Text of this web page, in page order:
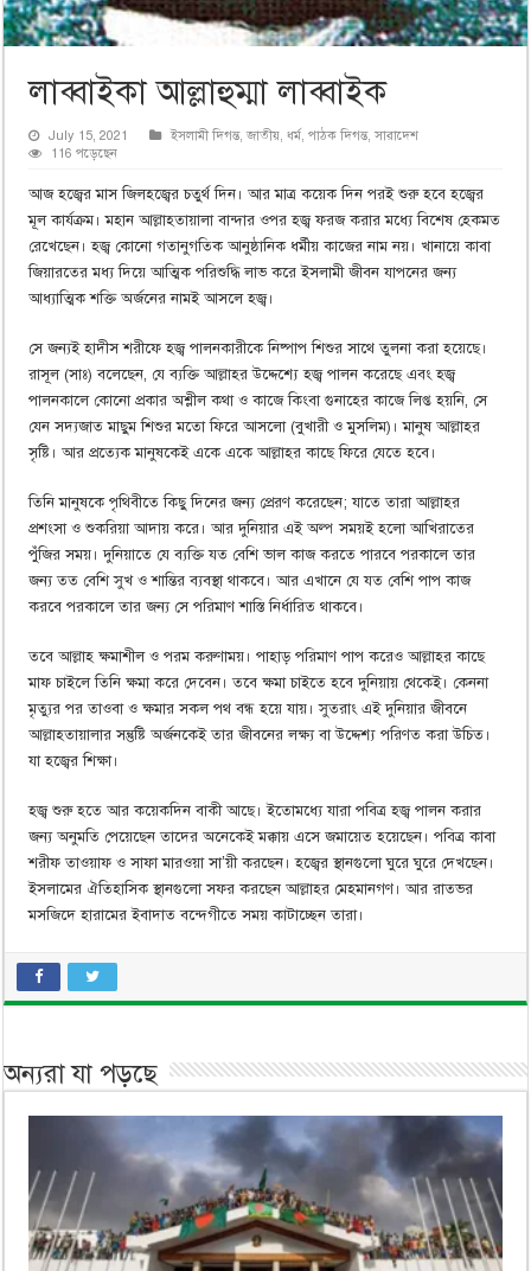
লাব্বাইকা আল্লাহুম্মা লাব্বাইক
July 15, 2021 ইসলামী দিগন্ত,জাতীয়,ধর্ম,পাঠক দিগন্ত,সারাদেশ
116 পড়েছেন
আজ হজ্বের মাস জিলহজ্বের চতুর্থ দিন। আর মাত্র কয়েক দিন পরই শুরু হবে হজ্বের
মূল কার্যক্রম। মহান আল্লাহতায়ালা বান্দার ওপর হজ্ব ফরজ করার মধ্যে বিশেষ হেকমত
রেখেছেন। হজ্ব কোনো গতানুগতিক আনুষ্ঠানিক ধর্মীয় কাজের নাম নয়। খানায়ে কাবা
জিয়ারতের মধ্য দিয়ে আত্মিক পরিশুদ্ধি লাভ করে ইসলামী জীবন যাপনের জন্য
আধ্যাত্মিক শক্তি অর্জনের নামই আসলে হজ্ব।
সে জন্যই হাদীস শরীফে হজ্ব পালনকারীকে নিষ্পাপ শিশুর সাথে তুলনা করা হয়েছে।
রাসূল (সাঃ) বলেছেন, যে ব্যক্তি আল্লাহর উদ্দেশ্যে হজ্ব পালন করেছে এবং হজ্ব
পালনকালে কোনো প্রকার অশ্লীল কথা ও কাজে কিংবা গুনাহের কাজে লিপ্ত হয়নি, সে
যেন সদ্যজাত মাছুম শিশুর মতো ফিরে আসলো (বুখারী ও মুসলিম)। মানুষ আল্লাহর
সৃষ্টি। আর প্রত্যেক মানুষকেই একে একে আল্লাহর কাছে ফিরে যেতে হবে।
তিনি মানুষকে পৃথিবীতে কিছু দিনের জন্য প্রেরণ করেছেন; যাতে তারা আল্লাহর
প্রশংসা ও শুকরিয়া আদায় করে। আর দুনিয়ার এই অল্প সময়ই হলো আখিরাতের
পুঁজির সময়। দুনিয়াতে যে ব্যক্তি যত বেশি ভাল কাজ করতে পারবে পরকালে তার
জন্য তত বেশি সুখ ও শান্তির ব্যবস্থা থাকবে। আর এখানে যে যত বেশি পাপ কাজ
করবে পরকালে তার জন্য সে পরিমাণ শাস্তি নির্ধারিত থাকবে।
তবে আল্লাহ ক্ষমাশীল ও পরম করুণাময়। পাহাড় পরিমাণ পাপ করেও আল্লাহর কাছে
মাফ চাইলে তিনি ক্ষমা করে দেবেন। তবে ক্ষমা চাইতে হবে দুনিয়ায় থেকেই। কেননা
মৃত্যুর পর তাওবা ও ক্ষমার সকল পথ বন্ধ হয়ে যায়। সুতরাং এই দুনিয়ার জীবনে
আল্লাহতায়ালার সন্তুষ্টি অর্জনকেই তার জীবনের লক্ষ্য বা উদ্দেশ্য পরিণত করা উচিত।
যা হজ্বের শিক্ষা।
হজ্ব শুরু হতে আর কয়েকদিন বাকী আছে। ইতোমধ্যে যারা পবিত্র হজ্ব পালন করার
জন্য অনুমতি পেয়েছেন তাদের অনেকেই মক্কায় এসে জমায়েত হয়েছেন। পবিত্র কাবা
শরীফ তাওয়াফ ও সাফা মারওয়া সা’য়ী করছেন। হজ্বের স্থানগুলো ঘুরে ঘুরে দেখছেন।
ইসলামের ঐতিহাসিক স্থানগুলো সফর করছেন আল্লাহর মেহমানগণ। আর রাতভর
মসজিদে হারামের ইবাদাত বন্দেগীতে সময় কাটাচ্ছেন তারা।
অন্যরা যা পড়ছে